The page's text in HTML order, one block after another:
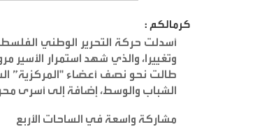
كرمالكم :
أسدلت حركة التحرير الوطني
وتغييرا، والذي شهد استمرار الأسير
طالت نحو نصف أعضاء "المركزية”
الشباب والوسط، إضافة إلى أسرى
مشاركة واسعة في الساحات الأربع